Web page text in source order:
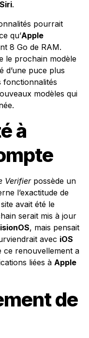
Siri.
pourrait
qu’Apple
8 Go de RAM.
le prochain modèle
d’une puce plus
fonctionnalités
modèles qui
à
Verifierpossède un
l’exactitude de
avait été le
serait mis à jour
, mais pensait
avec iOS
ce renouvellement a
liées à Apple
de